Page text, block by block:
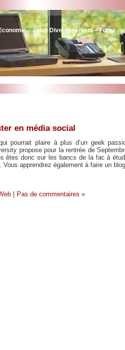
– Job – Divertissement – Forex
en média social
pourrait plaire à plus d’un geek
propose pour la rentrée de
êtes donc sur les bancs de la fac à
Vous apprendrez également à faire un
Pas de commentaires »